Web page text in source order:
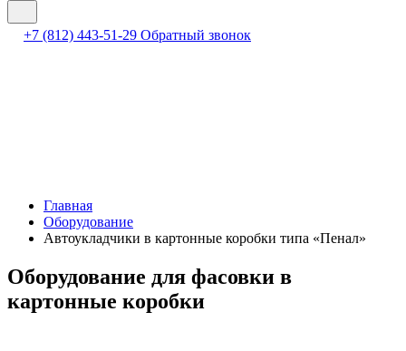
+7 (812) 443-51-29 Обратный звонок
Главная
Оборудование
Автоукладчики в картонные коробки типа «Пенал»
Оборудование для фасовки в
картонные коробки